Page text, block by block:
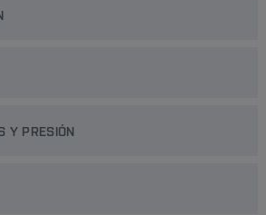
Y PRESIÓN